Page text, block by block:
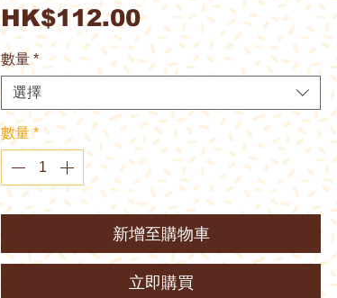
HK$112.00價
格
數量 *
選擇
數量 *
新增至購物車
立即購買